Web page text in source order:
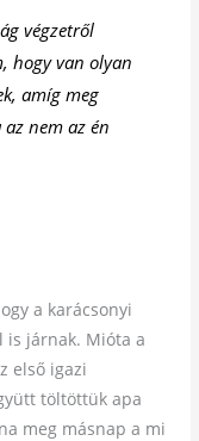
végzetről
hogy van olyan
amíg meg
nem az én
a karácsonyi
is járnak. Mióta a
első igazi
töltöttük apa
meg másnap a mi